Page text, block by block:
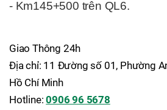
- Km145+500 trên QL6.
Giao Thông 24h
Địa chỉ: 11 Đường số 01, Phường
Hồ Chí Minh
Hotline:0906 96 5678